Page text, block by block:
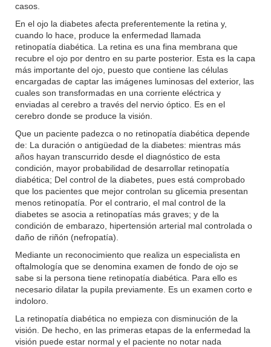
casos.
En el ojo la diabetes afecta preferentemente la retina y,
cuando lo hace, produce la enfermedad llamada
retinopatía diabética. La retina es una fina membrana que
recubre el ojo por dentro en su parte posterior. Esta es la capa
más importante del ojo, puesto que contiene las células
encargadas de captar las imágenes luminosas del exterior, las
cuales son transformadas en una corriente eléctrica y
enviadas al cerebro a través del nervio óptico. Es en el
cerebro donde se produce la visión.
Que un paciente padezca o no retinopatía diabética depende
de: La duración o antigüedad de la diabetes: mientras más
años hayan transcurrido desde el diagnóstico de esta
condición, mayor probabilidad de desarrollar retinopatía
diabética; Del control de la diabetes, pues está comprobado
que los pacientes que mejor controlan su glicemia presentan
menos retinopatía. Por el contrario, el mal control de la
diabetes se asocia a retinopatías más graves; y de la
condición de embarazo, hipertensión arterial mal controlada o
daño de riñón (nefropatía).
Mediante un reconocimiento que realiza un especialista en
oftalmología que se denomina examen de fondo de ojo se
sabe si la persona tiene retinopatía diabética. Para ello es
necesario dilatar la pupila previamente. Es un examen corto e
indoloro.
La retinopatía diabética no empieza con disminución de la
visión. De hecho, en las primeras etapas de la enfermedad la
visión puede estar normal y el paciente no notar nada